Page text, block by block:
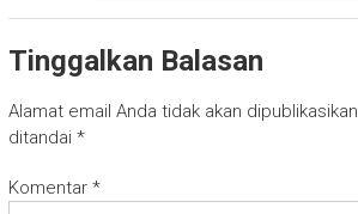
Tinggalkan Balasan
Alamat email Anda tidak akan dipublikasikan.
ditandai *
Komentar *